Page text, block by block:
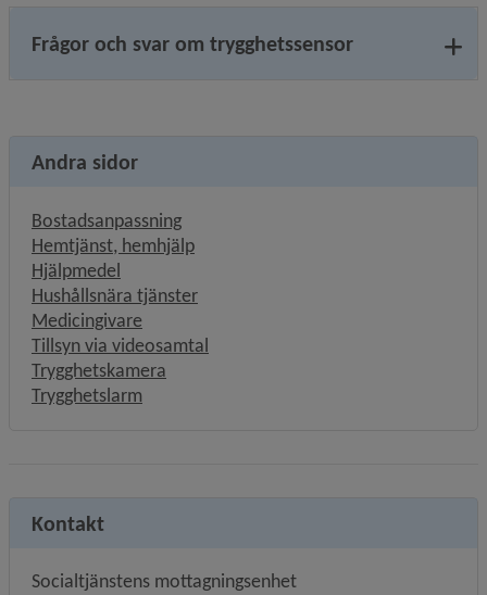
Frågor och svar om trygghetssensor
Andra sidor
Bostadsanpassning
Hemtjänst, hemhjälp
Hjälpmedel
Hushållsnära tjänster
Medicingivare
Tillsyn via videosamtal
Trygghetskamera
Trygghetslarm
Kontakt
Socialtjänstens mottagningsenhet